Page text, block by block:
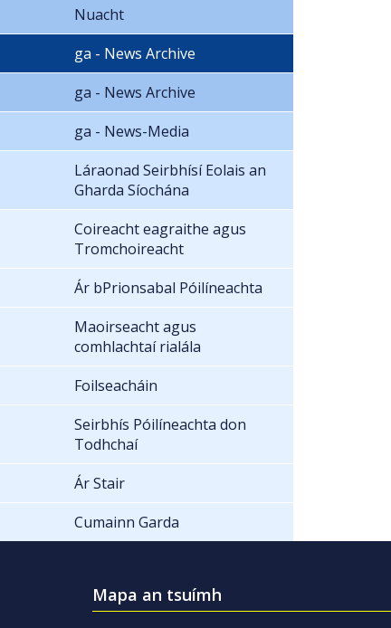
Nuacht
ga - News Archive
ga - News Archive
ga - News-Media
Láraonad Seirbhísí Eolais an
Gharda Síochána
Coireacht eagraithe agus
Tromchoireacht
Ár bPrionsabal Póilíneachta
Maoirseacht agus
comhlachtaí rialála
Foilseacháin
Seirbhís Póilíneachta don
Todhchaí
Ár Stair
Cumainn Garda
Mapa an tsuímh